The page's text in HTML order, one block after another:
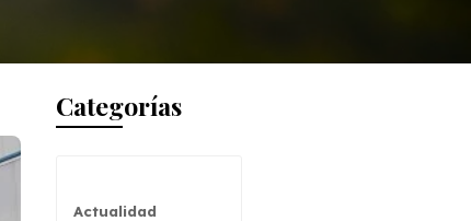
Categorías
Actualidad